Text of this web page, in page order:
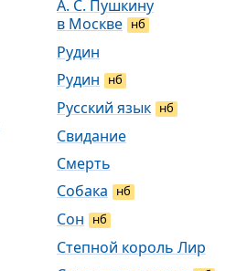
А. С. Пушкину
в Москве нб
Рудин
Рудин
нб
Русский язык нб
Свидание
Смерть
Собака
нб
Сон нб
Степной король Лир